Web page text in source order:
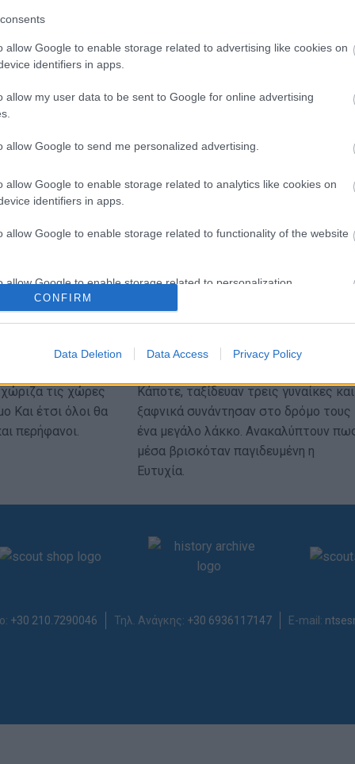
allow Google to enable storage related to advertising like cookies on
identifiers in apps.
allow my user data to be sent to Google for online advertising
allow Google to send me personalized advertising.
allow Google to enable storage related to analytics like cookies on
identifiers in apps.
allow Google to enable storage related to functionality of the website
allow Google to enable storage related to personalization.
allow Google to enable storage related to security, including
CONFIRM
Data Deletion Data Access Privacy Policy
τις χώρες
Και έτσι όλοι θα
περήφανοι.
Η Ευτυχία
Πεντάλεπτα Αρχηγού
Κάποτε, ταξίδευαν τρεις γυναίκες και
ξαφνικά συνάντησαν στο δρόμο τους
ένα μεγάλο λάκκο. Ανακαλύπτουν
μέσα βρισκόταν παγιδευμένη η
Ευτυχία.
+30 210.7290046 Τηλ. Ανάγκης: +30 6936117147 E-mail: